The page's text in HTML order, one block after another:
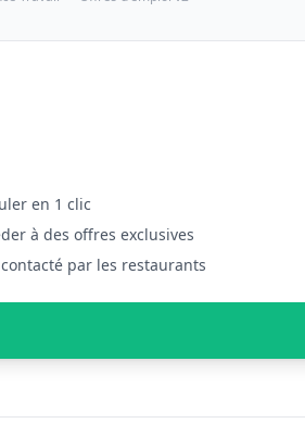
en 1 clic
à des offres exclusives
par les restaurants